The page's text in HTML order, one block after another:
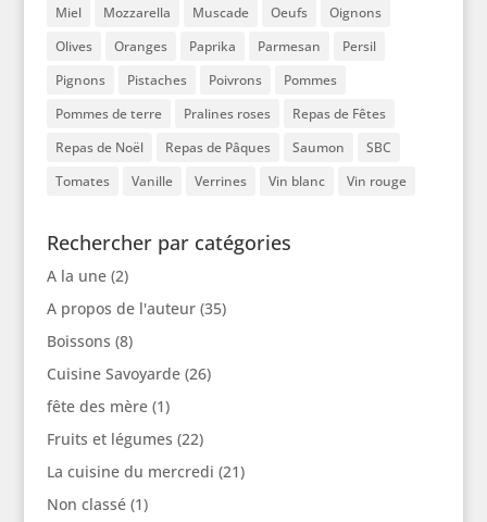
Miel Mozzarella Muscade Oeufs
Oignons
Olives
Oranges Paprika Parmesan
Persil
Pignons
Pistaches Poivrons
Pommes
Pommes de terre
Pralines roses
Repas de Fêtes
Repas de Noël
Repas de Pâques Saumon
SBC
Tomates
Vanille Verrines Vin blanc Vin rouge
Rechercher par catégories
A la une(2)
A propos de l'auteur(35)
Boissons (8)
Cuisine Savoyarde(26)
fête des mère(1)
Fruits et légumes (22)
La cuisine du mercredi (21)
Non classé(1)